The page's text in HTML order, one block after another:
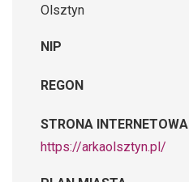
Olsztyn
NIP
REGON
STRONA INTERNETOWA
https://arkaolsztyn.pl/